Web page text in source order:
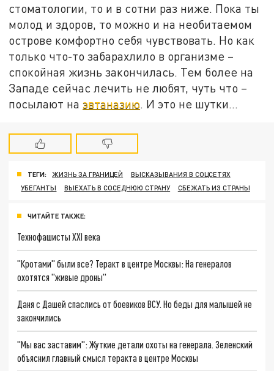
стоматологии, то и в сотни раз ниже. Пока ты
молод и здоров, то можно и на необитаемом
острове комфортно себя чувствовать. Но как
только что-то забарахлило в организме –
спокойная жизнь закончилась. Тем более на
Западе сейчас лечить не любят, чуть что –
посылают наэвтаназию. И это не шутки…
ТЕГИ: ЖИЗНЬ ЗА ГРАНИЦЕЙ
ВЫСКАЗЫВАНИЯ В СОЦСЕТЯХ
УБЕГАНТЫ
ВЫЕХАТЬ В СОСЕДНЮЮ СТРАНУ СБЕЖАТЬ ИЗ СТРАНЫ
ЧИТАЙТЕ ТАКЖЕ:
Технофашисты XXI века
"Кротами" были все? Теракт в центре Москвы: На генералов
охотятся "живые дроны"
Даня с Дашей спаслись от боевиков ВСУ. Но беды для малышей не
закончились
"Мы вас заставим": Жуткие детали охоты на генерала. Зеленский
объяснил главный смысл теракта в центре Москвы